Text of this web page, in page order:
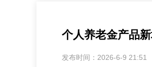
个人养老金产品
发布时间：2026-6-9 21:51